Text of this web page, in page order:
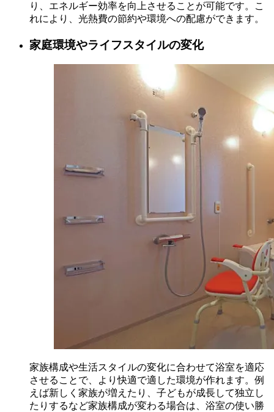
り、エネルギー効率を向上させることが可能です。こ
れにより、光熱費の節約や環境への配慮ができます。
家庭環境やライフスタイルの変化
家族構成や生活スタイルの変化に合わせて浴室を適応
させることで、より快適で適した環境が作れます。例
えば新しく家族が増えたり、子どもが成長して独立し
たりするなど家族構成が変わる場合は、浴室の使い勝